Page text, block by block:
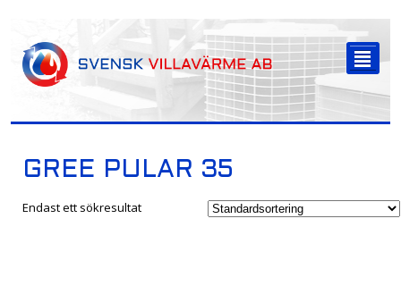
²
GREE PULAR 35
Endast ett sökresultat